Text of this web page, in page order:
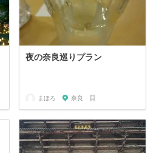
夜の奈良巡りプラン
まほろ 奈良